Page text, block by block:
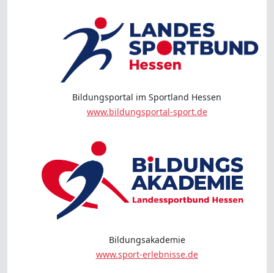
Bildungsportal im Sportland Hessen
www.bildungsportal-sport.de
Bildungsakademie
www.sport-erlebnisse.de